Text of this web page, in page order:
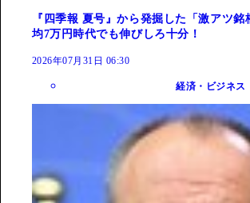
『四季報 夏号』から発掘した「激アツ
均7万円時代でも伸びしろ十分！
2026年07月31日 06:30
経済・ビジネス